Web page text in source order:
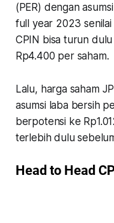
(PER) dengan
full year 2023
CPIN bisa turun
Rp4.400 per saham.
Lalu, harga saham
asumsi laba bersih
berpotensi ke
terlebih dulu